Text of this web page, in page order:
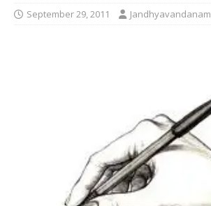
September 29, 2011 Jandhyavandanam